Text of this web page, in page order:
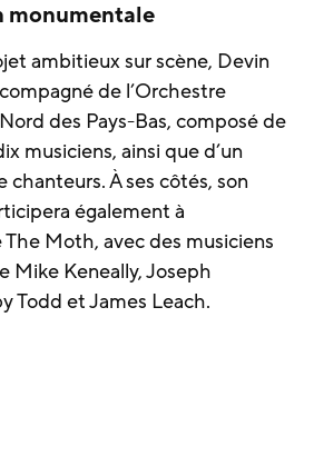
monumentale
ambitieux sur scène, Devin
de l’Orchestre
des Pays-Bas, composé de
musiciens, ainsi que d’un
À ses côtés, son
également à
Moth, avec des musiciens
Mike Keneally, Joseph
Todd et James Leach.